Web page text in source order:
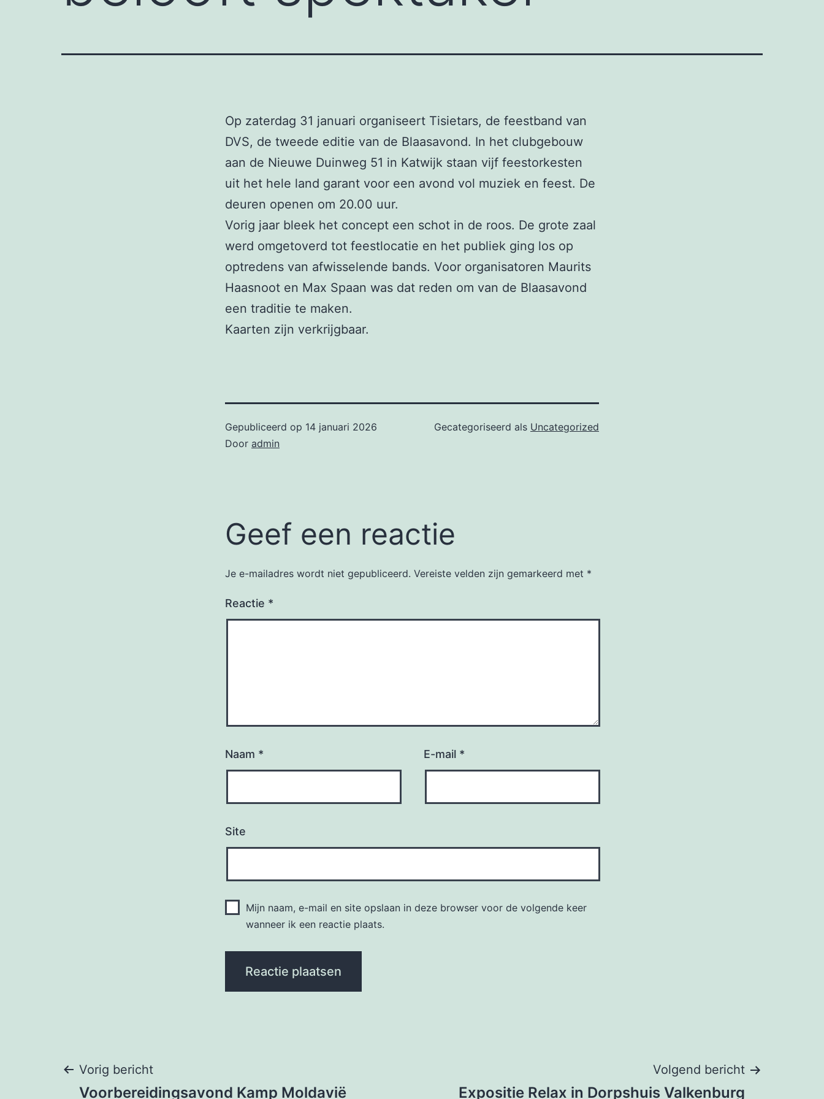
Op zaterdag 31 januari organiseert Tisietars, de feestband van
DVS, de tweede editie van de Blaasavond. In het clubgebouw
aan de Nieuwe Duinweg 51 in Katwijk staan vijf feestorkesten
uit het hele land garant voor een avond vol muziek en feest. De
deuren openen om 20.00 uur.
Vorig jaar bleek het concept een schot in de roos. De grote zaal
werd omgetoverd tot feestlocatie en het publiek ging los op
optredens van afwisselende bands. Voor organisatoren Maurits
Haasnoot en Max Spaan was dat reden om van de Blaasavond
een traditie te maken.
Kaarten zijn verkrijgbaar.
Gepubliceerd op 14 januari 2026
Door admin
Gecategoriseerd als Uncategorized
Geef een reactie
Je e-mailadres wordt niet gepubliceerd. Vereiste velden zijn gemarkeerd met *
Reactie *
Naam * E-mail *
Site
Mijn naam, e-mail en site opslaan in deze browser voor de volgende keer
wanneer ik een reactie plaats.
Bericht
Vorig bericht
Voorbereidingsavond Kamp Moldavië
Volgend bericht
Expositie Relax in Dorpshuis Valkenburg